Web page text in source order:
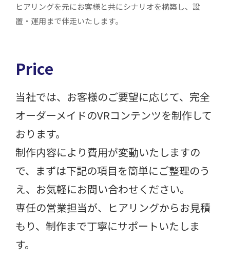
ヒアリングを元にお客様と共にシナリオを構築し、設
置・運用まで伴走いたします。
Price
当社では、お客様のご要望に応じて、完全
オーダーメイドのVRコンテンツを制作して
おります。
制作内容により費用が変動いたしますの
で、まずは下記の項目を簡単にご整理のう
え、お気軽にお問い合わせください。
専任の営業担当が、ヒアリングからお見積
もり、制作まで丁寧にサポートいたしま
す。